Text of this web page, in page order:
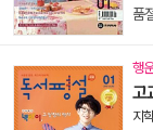
품
행
고
지